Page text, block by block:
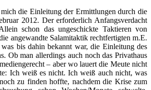
die Einleitung der Ermittlungen durch die
2012. Der erforderlich Anfangsverdacht
schon das ungeschickte Taktieren von
angewandte Salamitaktik rechtfertigten m.E.
bis dahin bekannt war, die Einleitung des
Ob man allerdings auch noch das Privathaus
– aber wo lauert die Meute nicht
Ich weiß es nicht. Ich weiß auch nicht, was
zu finden hoffte, nachdem die Krise zum